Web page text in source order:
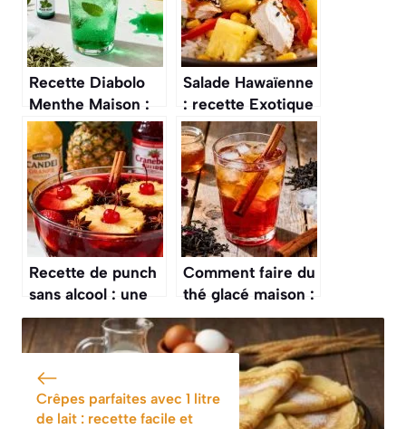
Recette Diabolo
Menthe Maison :
rafraîchissement
Parfait
Salade Hawaïenne
: recette Exotique
et Rafraîchissante
Recette de punch
sans alcool : une
boisson festive et
rafraîchissante
Comment faire du
thé glacé maison :
astuces et
recettes faciles
Crêpes parfaites avec 1 litre
de lait : recette facile et